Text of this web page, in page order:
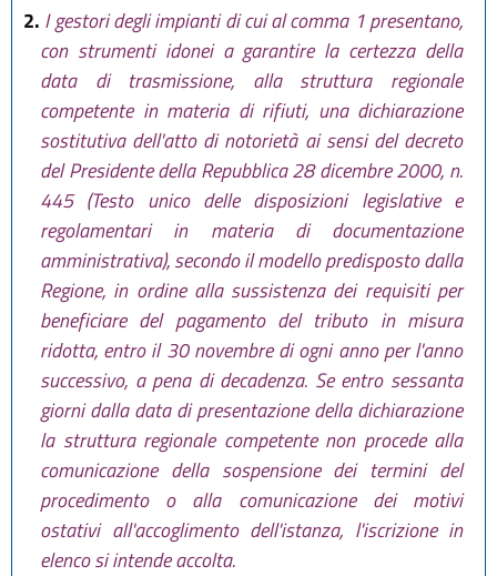
2. I gestori degli impianti di cui al comma 1 presentano,
con strumenti idonei a garantire la certezza della
data di trasmissione, alla struttura regionale
competente in materia di rifiuti, una dichiarazione
sostitutiva dell'atto di notorietà ai sensi del decreto
del Presidente della Repubblica 28 dicembre 2000, n.
445 (Testo unico delle disposizioni legislative e
regolamentari in materia di documentazione
amministrativa), secondo il modello predisposto dalla
Regione, in ordine alla sussistenza dei requisiti per
beneficiare del pagamento del tributo in misura
ridotta, entro il 30 novembre di ogni anno per l'anno
successivo, a pena di decadenza. Se entro sessanta
giorni dalla data di presentazione della dichiarazione
la struttura regionale competente non procede alla
comunicazione della sospensione dei termini del
procedimento o alla comunicazione dei motivi
ostativi all'accoglimento dell'istanza, l'iscrizione in
elenco si intende accolta.